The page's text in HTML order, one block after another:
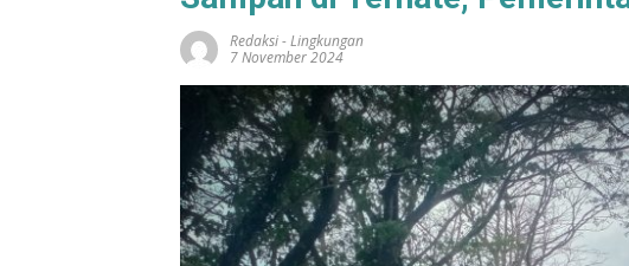
Redaksi-Lingkungan
7 November 2024